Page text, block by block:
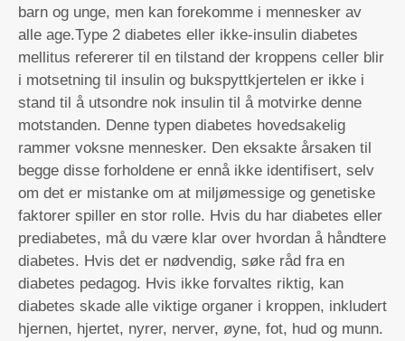
barn og unge, men kan forekomme i mennesker av
alle age.Type 2 diabetes eller ikke-insulin diabetes
mellitus refererer til en tilstand der kroppens celler blir
i motsetning til insulin og bukspyttkjertelen er ikke i
stand til å utsondre nok insulin til å motvirke denne
motstanden. Denne typen diabetes hovedsakelig
rammer voksne mennesker. Den eksakte årsaken til
begge disse forholdene er ennå ikke identifisert, selv
om det er mistanke om at miljømessige og genetiske
faktorer spiller en stor rolle. Hvis du har diabetes eller
prediabetes, må du være klar over hvordan å håndtere
diabetes. Hvis det er nødvendig, søke råd fra en
diabetes pedagog. Hvis ikke forvaltes riktig, kan
diabetes skade alle viktige organer i kroppen, inkludert
hjernen, hjertet, nyrer, nerver, øyne, fot, hud og munn.